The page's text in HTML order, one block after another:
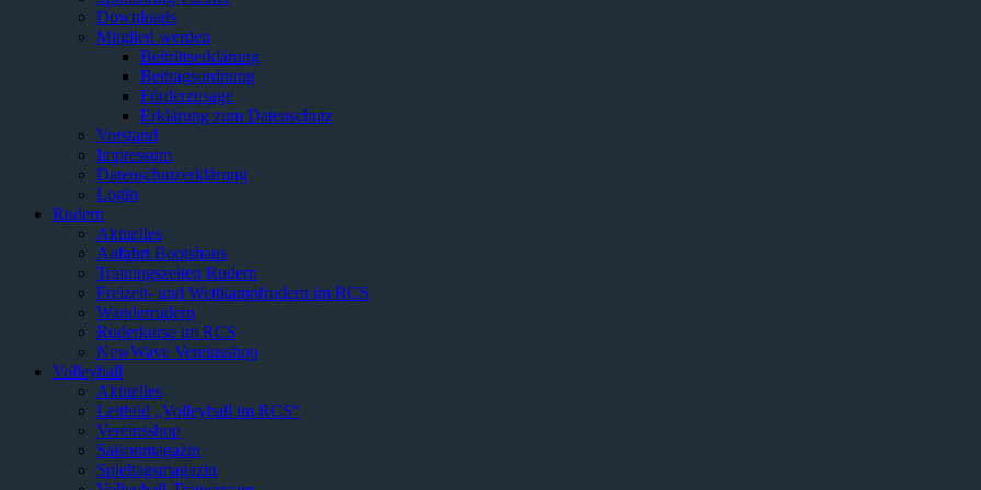
Downloads
Mitglied werden
Beitrittserklärung
Beitragsordnung
Förderzusage
Erklärung zum Datenschutz
Vorstand
Impressum
Datenschutzerklärung
Login
Rudern
Aktuelles
Anfahrt Bootshaus
Trainingszeiten Rudern
Freizeit- und Wettkampfrudern im RCS
Wanderrudern
Ruderkurse im RCS
NewWave Vereinsshop
Volleyball
Aktuelles
Leitbild „Volleyball im RCS“
Vereinsshop
Saisonmagazin
Spieltagsmagazin